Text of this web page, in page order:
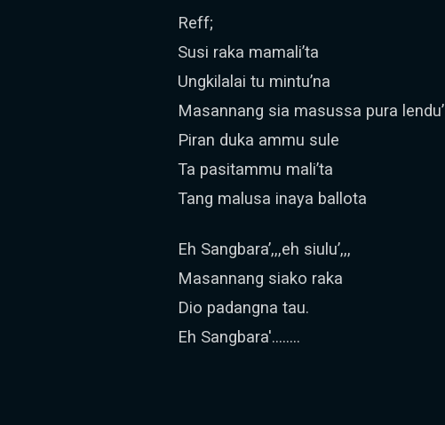
Reff;
Susi raka mamali’ta
Ungkilalai tu mintu’na
Masannang sia masussa pura lendu’
Piran duka ammu sule
Ta pasitammu mali’ta
Tang malusa inaya ballota
Eh Sangbara’,,,eh siulu’,,,
Masannang siako raka
Dio padangna tau.
Eh Sangbara'........